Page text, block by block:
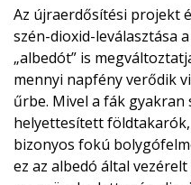
Az újraerdősítési projekt
szén-dioxid-leválasztása
„albedót” is
mennyi napfény verődik
űrbe. Mivel a fák
helyettesített
bizonyos fokú
ez az albedó által